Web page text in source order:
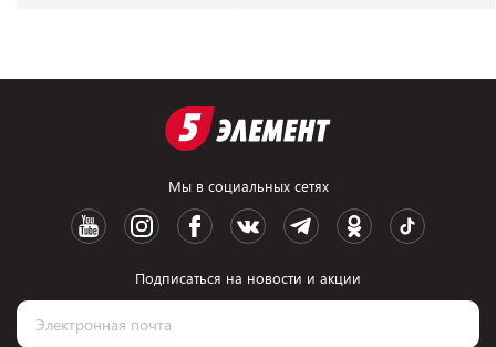
Мы в социальных сетях
Подписаться на новости и акции